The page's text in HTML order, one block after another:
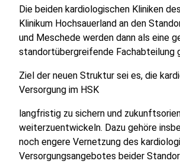
Die beiden kardiologischen Kliniken
Klinikum Hochsauerland an den
und Meschede werden dann als eine
standortübergreifende Fachabteilung
Ziel der neuen Struktur sei es, die
Versorgung im HSK
langfristig zu sichern und
weiterzuentwickeln. Dazu gehöre
noch engere Vernetzung des
Versorgungsangebotes beider